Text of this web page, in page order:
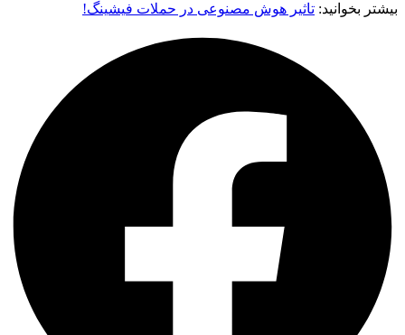
بیشتر بخوانید: تاثیر هوش مصنوعی در حملات فیشینگ!